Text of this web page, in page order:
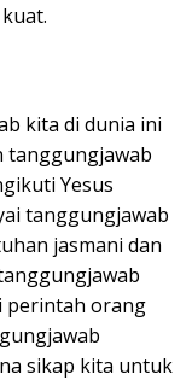
kita di dunia ini
tanggungjawab
Yesus
tanggungjawab
jasmani dan
perintah orang
sikap kita untuk